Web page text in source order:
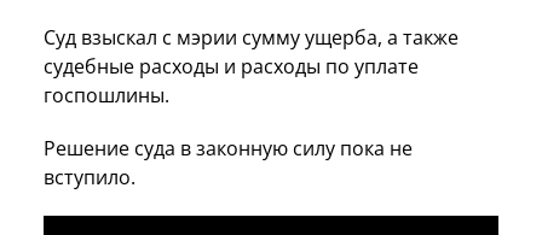
Суд взыскал с мэрии сумму ущерба, а также
судебные расходы и расходы по уплате
госпошлины.
Решение суда в законную силу пока не
вступило.